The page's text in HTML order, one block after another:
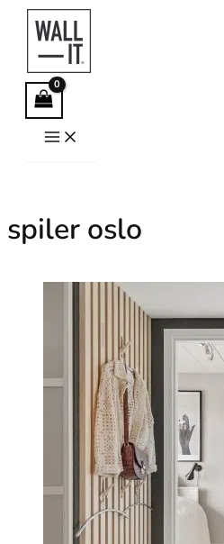
Hopp
innholdet
spiler oslo